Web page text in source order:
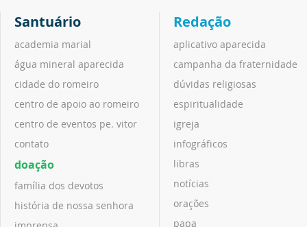
Santuário
academia marial
água mineral aparecida
cidade do romeiro
centro de apoio ao romeiro
centro de eventos pe. vitor
contato
doação
família dos devotos
história de nossa senhora
Redação
aplicativo aparecida
campanha da fraternidade
dúvidas religiosas
espiritualidade
igreja
infográficos
libras
notícias
orações
papa